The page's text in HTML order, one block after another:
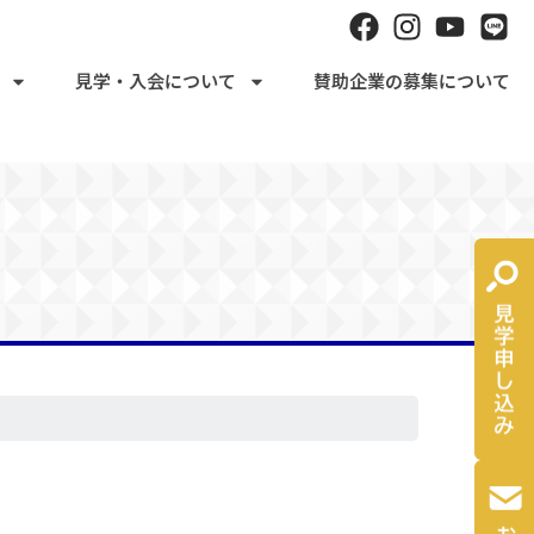
見学・入会について 賛助企業の募集について